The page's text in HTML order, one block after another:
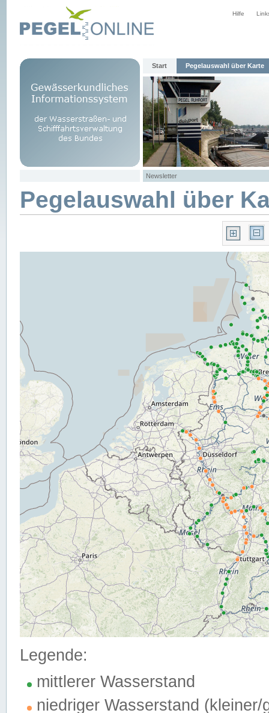
Hilfe
Start Pegelauswahl über Karte
Newsletter
Pegelauswahl über
Legende:
mittlerer Wasserstand
niedriger Wasserstand (kleiner/